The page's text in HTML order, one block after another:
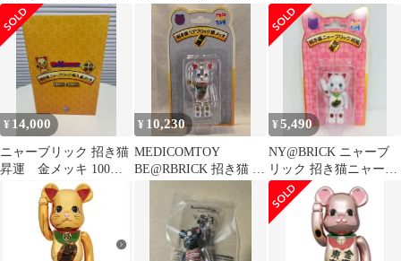
400％ ベアブリック
昇運 400％
BE@RBRICK
縁起物 日本
¥ 14,000
ニャーブリック 招き猫
昇運 金メッキ 100％
& 400％
¥ 10,230
MEDICOMTOY
BE@RBRICK 招き猫 ベ
アブリック 銀メッキ
¥5,490
NY@BRICK ニャーブ
リック 招き猫ニャーブ
リック 招福